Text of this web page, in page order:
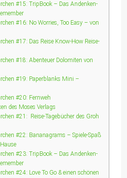
#15: TripBook – Das Andenken-
#16: No Worries, Too Easy – von
#17: Das Reise Know-How Reise-
#18: Abenteuer Dolomiten von
#19: Paperblanks Mini –
#20: Fernweh
des Moses Verlags
#21: Reise-Tagebücher des Groh
#22: Bananagrams – Spiele-Spaß
#23: TripBook – Das Andenken-
#24: Love To Go & einen schönen